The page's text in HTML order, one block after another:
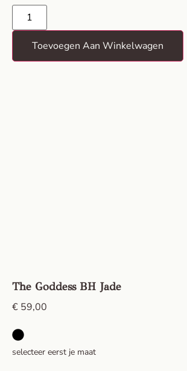
Toevoegen Aan Winkelwagen
The Goddess BH Jade
€ 59,00
selecteer eerst je maat